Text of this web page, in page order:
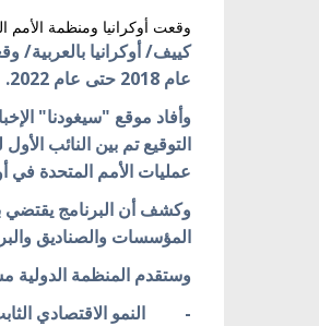
وقعت أوكرانيا ومنظمة الأمم
كييف/ أوكرانيا بالعربية/
عام 2018 حتى عام 2022.
التوقيع تم بين النائب
عمليات الأمم المتحدة في
المؤسسات والصناديق
وستقدم المنظمة الدولية
- النمو الاقتصادي